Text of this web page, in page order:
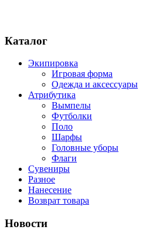
Каталог
Экипировка
Игровая форма
Одежда и аксессуары
Атрибутика
Вымпелы
Футболки
Поло
Шарфы
Головные уборы
Флаги
Сувениры
Разное
Нанесение
Возврат товара
Новости